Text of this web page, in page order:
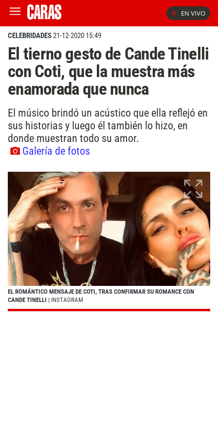
EN VIVO
CELEBRIDADES21-12-2020 15:49
El tierno gesto de Cande Tinelli
con Coti, que la muestra más
enamorada que nunca
El músico brindó un acústico que ella reflejó en
sus historias y luego él también lo hizo, en
donde muestran todo su amor.
Galería de fotos
EL ROMÁNTICO MENSAJE DE COTI, TRAS CONFIRMAR SU ROMANCE CON
CANDE TINELLI | INSTAGRAM